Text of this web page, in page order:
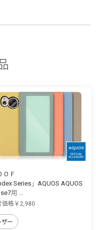
ＯＦ
Series」AQUOS AQUOS
用 ...
価格￥2,980
ザー